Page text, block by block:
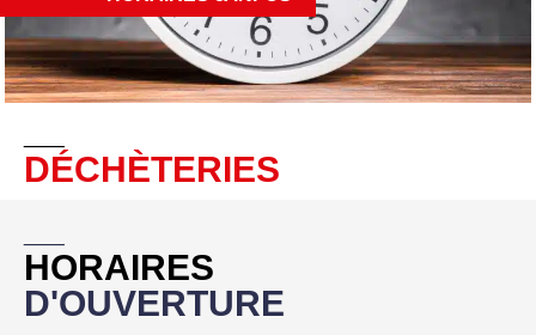
DÉCHÈTERIES
HORAIRES
D'OUVERTURE